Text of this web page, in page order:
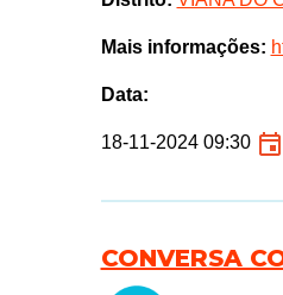
Mais informações:
Data:
18-11-2024 09:30
CONVERSA